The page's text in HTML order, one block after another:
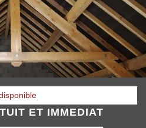
ET IMMEDIAT